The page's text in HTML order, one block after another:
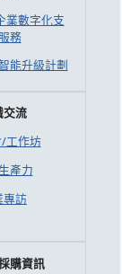
業數字化支
務
能升級計劃
交流
工作坊
產力
專訪
購資訊